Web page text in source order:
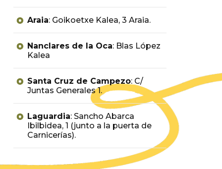
Araia: Goikoetxe Kalea, 3 Araia.
Nanclares de la Oca: Blas López
Kalea
Santa Cruz de Campezo: C/
Juntas Generales 1.
Laguardia: Sancho Abarca
Ibilbidea, 1 (junto a la puerta de
Carnicerías).